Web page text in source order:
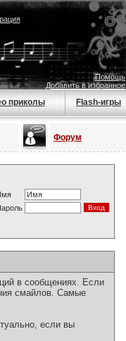
Помощь
Добавить в избранное
приколы Flash-игры
Форум
в сообщениях. Если
смайлов. Самые
если вы